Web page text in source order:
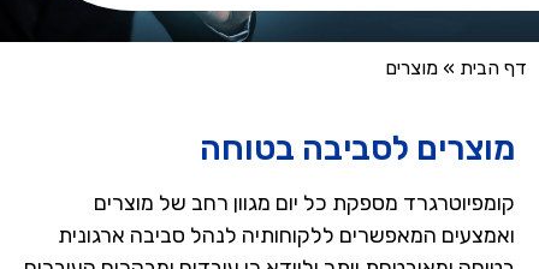
דף הבית » מוצרים
מוצרים לסביבה בטוחה
קומפיוטרגרד מספקת כל יום מגוון רחב של מוצרים
ואמצעים המאפשרים ללקוחותיה לנהל סביבה ארגונית